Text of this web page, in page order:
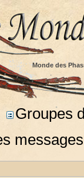
Monde des
Groupes